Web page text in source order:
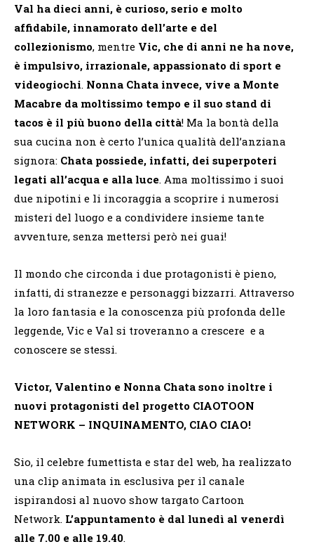
Val ha dieci anni, è curioso, serio e molto
affidabile, innamorato dell’arte e del
collezionismo, mentre Vic, che di anni ne ha nove,
è impulsivo, irrazionale, appassionato di sport e
videogiochi. Nonna Chata invece, vive a Monte
Macabre da moltissimo tempo e il suo stand di
tacos è il più buono della città! Ma la bontà della
sua cucina non è certo l’unica qualità dell’anziana
signora: Chata possiede, infatti, dei superpoteri
legati all’acqua e alla luce. Ama moltissimo i suoi
due nipotini e li incoraggia a scoprire i numerosi
misteri del luogo e a condividere insieme tante
avventure, senza mettersi però nei guai!
Il mondo che circonda i due protagonisti è pieno,
infatti, di stranezze e personaggi bizzarri. Attraverso
la loro fantasia e la conoscenza più profonda delle
leggende, Vic e Val si troveranno a crescere e a
conoscere se stessi.
Victor, Valentino e Nonna Chata sono inoltre i
nuovi protagonisti del progetto CIAOTOON
NETWORK – INQUINAMENTO, CIAO CIAO!
Sio, il celebre fumettista e star del web, ha realizzato
una clip animata in esclusiva per il canale
ispirandosi al nuovo show targato Cartoon
Network. L’appuntamento è dal lunedì al venerdì
alle 7.00 e alle 19.40.